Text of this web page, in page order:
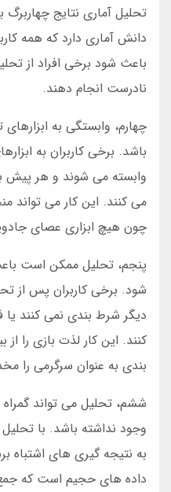
تحلیل آماری نتایج
دانش آماری دارد که همه
باعث شود برخی افراد از
نادرست انجام دهند.
چهارم، وابستگی به
باشد. برخی کاربران به
وابسته می شوند و هر پیش
می کنند. این کار می
چون هیچ ابزاری عصای
پنجم، تحلیل ممکن است
شود. برخی کاربران پس از
دیگر شرط بندی نمی کنند یا
کنند. این کار لذت بازی را
بندی به عنوان سرگرمی را
ششم، تحلیل می تواند گمراه
به نتیجه گیری های اشتباه
داده های حجیم است که